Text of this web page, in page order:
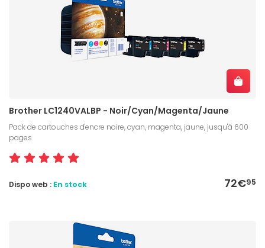
Brother LC1240VALBP - Noir/Cyan/Magenta/Jaune
Pack de cartouches d'encre noire, cyan, magenta, jaune, jusqu'à 600
pages
72€95
Dispo web : En stock